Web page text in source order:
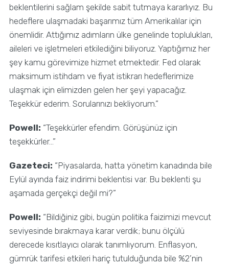
beklentilerini sağlam şekilde sabit tutmaya kararlıyız. Bu
hedeflere ulaşmadaki başarımız tüm Amerikalılar için
önemlidir. Attığımız adımların ülke genelinde toplulukları,
aileleri ve işletmeleri etkilediğini biliyoruz. Yaptığımız her
şey kamu görevimize hizmet etmektedir. Fed olarak
maksimum istihdam ve fiyat istikrarı hedeflerimize
ulaşmak için elimizden gelen her şeyi yapacağız.
Teşekkür ederim. Sorularınızı bekliyorum.”
Powell: “Teşekkürler efendim. Görüşünüz için
teşekkürler…”
Gazeteci: “Piyasalarda, hatta yönetim kanadında bile
Eylül ayında faiz indirimi beklentisi var. Bu beklenti şu
aşamada gerçekçi değil mi?”
Powell: “Bildiğiniz gibi, bugün politika faizimizi mevcut
seviyesinde bırakmaya karar verdik; bunu ölçülü
derecede kısıtlayıcı olarak tanımlıyorum. Enflasyon,
gümrük tarifesi etkileri hariç tutulduğunda bile %2’nin